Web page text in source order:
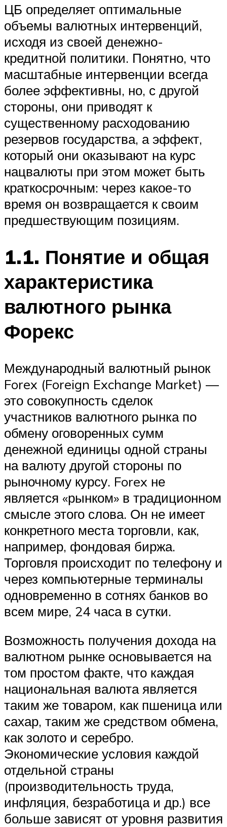
ЦБ определяет оптимальные
объемы валютных интервенций,
исходя из своей денежно-
кредитной политики. Понятно, что
масштабные интервенции всегда
более эффективны, но, с другой
стороны, они приводят к
существенному расходованию
резервов государства, а эффект,
который они оказывают на курс
нацвалюты при этом может быть
краткосрочным: через какое-то
время он возвращается к своим
предшествующим позициям.
1.1. Понятие и общая
характеристика
валютного рынка
Форекс
Международный валютный рынок
Forex (Foreign Exchange Market) —
это совокупность сделок
участников валютного рынка по
обмену оговоренных сумм
денежной единицы одной страны
на валюту другой стороны по
рыночному курсу. Forex не
является «рынком» в традиционном
смысле этого слова. Он не имеет
конкретного места торговли, как,
например, фондовая биржа.
Торговля происходит по телефону и
через компьютерные терминалы
одновременно в сотнях банков во
всем мире, 24 часа в сутки.
Возможность получения дохода на
валютном рынке основывается на
том простом факте, что каждая
национальная валюта является
таким же товаром, как пшеница или
сахар, таким же средством обмена,
как золото и серебро.
Экономические условия каждой
отдельной страны
(производительность труда,
инфляция, безработица и др.) все
больше зависят от уровня развития